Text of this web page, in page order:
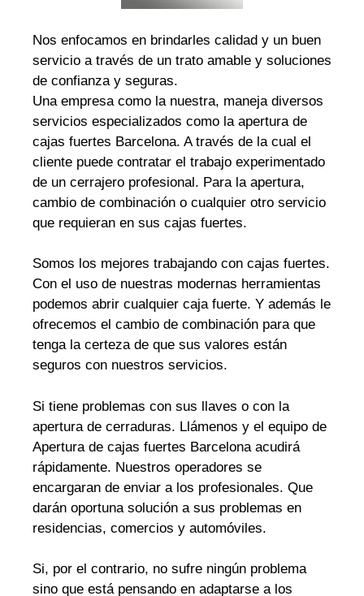
Nos enfocamos en brindarles calidad y un buen
servicio a través de un trato amable y soluciones
de confianza y seguras.
Una empresa como la nuestra, maneja diversos
servicios especializados como la apertura de
cajas fuertes Barcelona. A través de la cual el
cliente puede contratar el trabajo experimentado
de un cerrajero profesional. Para la apertura,
cambio de combinación o cualquier otro servicio
que requieran en sus cajas fuertes.
Somos los mejores trabajando con cajas fuertes.
Con el uso de nuestras modernas herramientas
podemos abrir cualquier caja fuerte. Y además le
ofrecemos el cambio de combinación para que
tenga la certeza de que sus valores están
seguros con nuestros servicios.
Si tiene problemas con sus llaves o con la
apertura de cerraduras. Llámenos y el equipo de
Apertura de cajas fuertes Barcelona acudirá
rápidamente. Nuestros operadores se
encargaran de enviar a los profesionales. Que
darán oportuna solución a sus problemas en
residencias, comercios y automóviles.
Si, por el contrario, no sufre ningún problema
sino que está pensando en adaptarse a los